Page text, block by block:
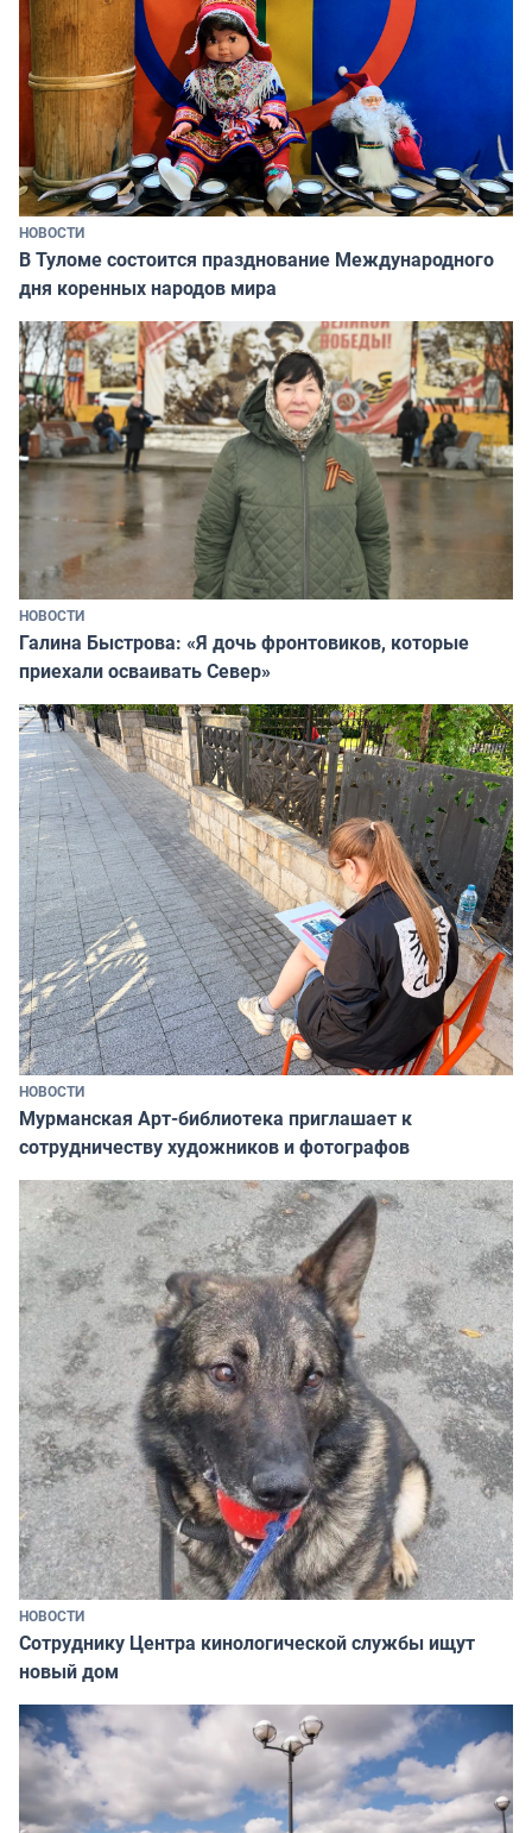
НОВОСТИ
В Туломе состоится празднование Международного
дня коренных народов мира
НОВОСТИ
Галина Быстрова: «Я дочь фронтовиков, которые
приехали осваивать Север»
НОВОСТИ
Мурманская Арт-библиотека приглашает к
сотрудничеству художников и фотографов
НОВОСТИ
Сотруднику Центра кинологической службы ищут
новый дом